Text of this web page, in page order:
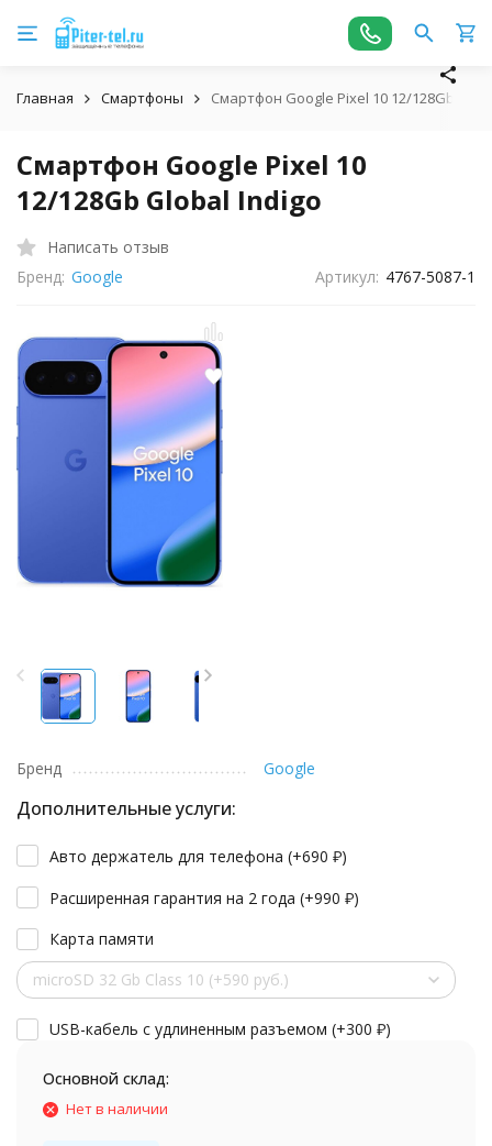
Главная Смартфоны Смартфон Google Pixel 10 12/128Gb
Смартфон Google Pixel 10
12/128Gb Global Indigo
Написать отзыв
Бренд: Google Артикул: 4767-5087-1
Бренд Google
Дополнительные услуги:
Авто держатель для телефона (+690 ₽)
Расширенная гарантия на 2 года (+990 ₽)
Карта памяти
microSD 32 Gb Class 10 (+590 руб.)
USB-кабель с удлиненным разъемом (+300 ₽)
Основной склад:
Нет в наличии